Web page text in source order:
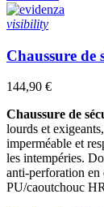
visibility
Chaussure de
144,90 €
Chaussure de
lourds et
imperméable et
les intempéries.
anti-perforation en
PU/caoutchouc